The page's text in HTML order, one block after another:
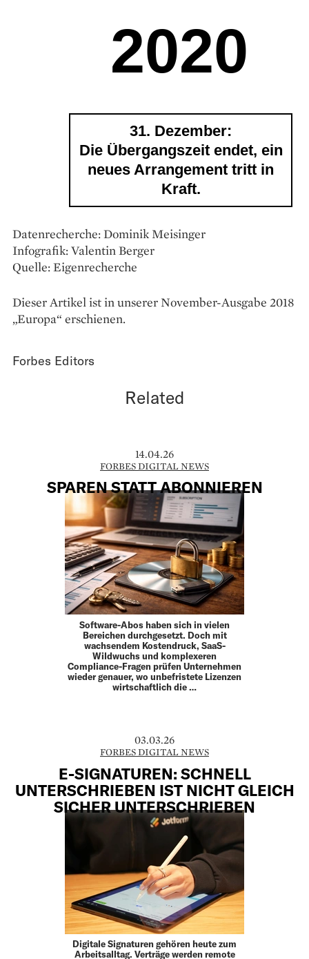
2020
31. Dezember:
Die Übergangszeit endet, ein
neues Arrangement tritt in
Kraft.
Datenrecherche: Dominik Meisinger
Infografik: Valentin Berger
Quelle: Eigenrecherche
Dieser Artikel ist in unserer November-Ausgabe 2018
„Europa“ erschienen.
Forbes Editors
Related
14.04.26
FORBES DIGITAL NEWS
SPAREN STATT ABONNIEREN
Software-Abos haben sich in vielen
Bereichen durchgesetzt. Doch mit
wachsendem Kostendruck, SaaS-
Wildwuchs und komplexeren
Compliance-Fragen prüfen Unternehmen
wieder genauer, wo unbefristete Lizenzen
wirtschaftlich die …
03.03.26
FORBES DIGITAL NEWS
E-SIGNATUREN: SCHNELL
UNTERSCHRIEBEN IST NICHT GLEICH
SICHER UNTERSCHRIEBEN
Digitale Signaturen gehören heute zum
Arbeitsalltag. Verträge werden remote